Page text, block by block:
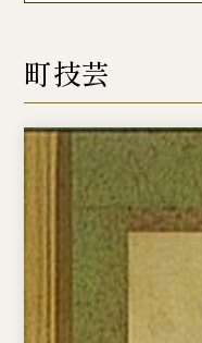
町技芸